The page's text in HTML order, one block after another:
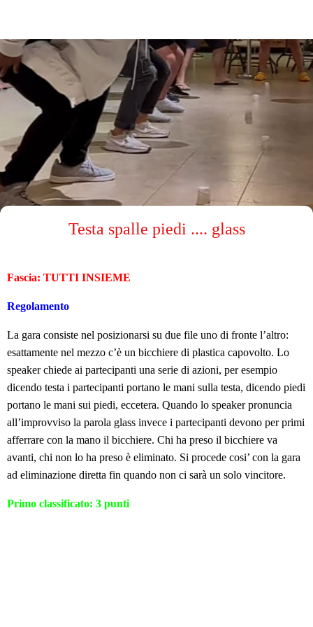
Testa spalle piedi .... glass
Fascia: TUTTI INSIEME
Regolamento
La gara consiste nel posizionarsi su due file uno di fronte l’altro:
esattamente nel mezzo c’è un bicchiere di plastica capovolto. Lo
speaker chiede ai partecipanti una serie di azioni, per esempio
dicendo testa i partecipanti portano le mani sulla testa, dicendo piedi
portano le mani sui piedi, eccetera. Quando lo speaker pronuncia
all’improvviso la parola glass invece i partecipanti devono per primi
afferrare con la mano il bicchiere. Chi ha preso il bicchiere va
avanti, chi non lo ha preso è eliminato. Si procede cosi’ con la gara
ad eliminazione diretta fin quando non ci sarà un solo vincitore.
Primo classificato: 3 punti